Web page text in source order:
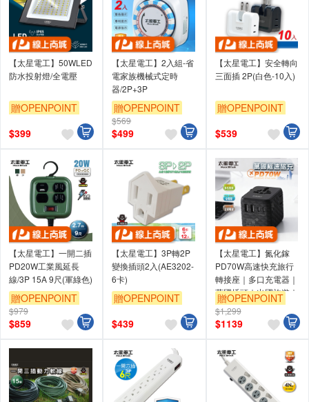
【太星電工】50WLED
防水投射燈/全電壓
贈OPENPOINT
$399
【太星電工】2入組-省
電家族機械式定時
器/2P+3P
贈OPENPOINT
$569
$499
【太星電工】安全轉向
三面插 2P(白色-10入)
贈OPENPOINT
$539
【太星電工】一開二插
PD20W工業風延長
線/3P 15A 9尺(軍綠色)
贈OPENPOINT
$979
$859
【太星電工】3P轉2P
變換插頭2入(AE3202-
6卡)
贈OPENPOINT
$439
【太星電工】氮化鎵
PD70W高速快充旅行
轉接座｜多口充電器｜
萬國插頭｜出國旅遊｜
全球適用 AA306
贈OPENPOINT
$1,299
$1139